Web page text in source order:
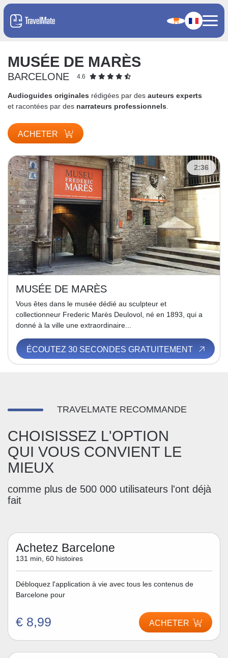
MUSÉE DE MARÈS
BARCELONE 4.6
Audioguides originales rédigées par des auteurs experts
et racontées par des narrateurs professionnels
ACHETER
2:36
MUSÉE DE MARÈS
Vous êtes dans le musée dédié au sculpteur et
collectionneur Frederic Marès Deulovol, né en 1893, qui a
donné à la ville une extraordinaire...
ÉCOUTEZ 30 SECONDES GRATUITEMENT
TRAVELMATE RECOMMANDE
CHOISISSEZ L'OPTION
QUI VOUS CONVIENT LE
MIEUX
comme plus de 500 000 utilisateurs l'ont déjà
fait
Achetez Barcelone
131 min, 60 histoires
Débloquez l'application à vie avec tous les contenus de
Barcelone pour
€ 8,99 ACHETER